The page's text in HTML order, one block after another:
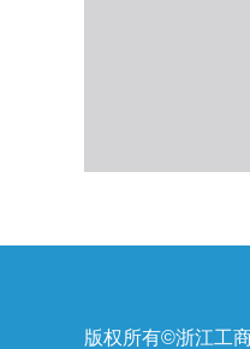
版权所有©浙江工